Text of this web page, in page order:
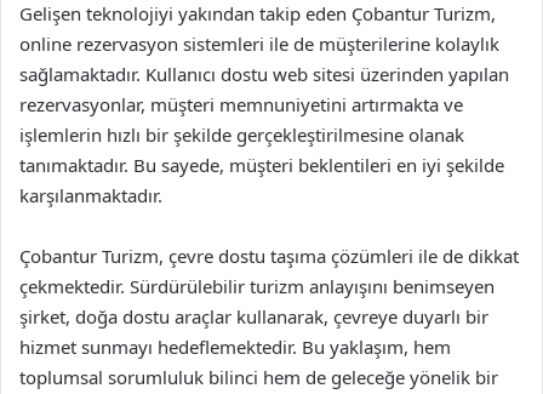
Gelişen teknolojiyi yakından takip eden Çobantur Turizm,
online rezervasyon sistemleri ile de müşterilerine kolaylık
sağlamaktadır. Kullanıcı dostu web sitesi üzerinden yapılan
rezervasyonlar, müşteri memnuniyetini artırmakta ve
işlemlerin hızlı bir şekilde gerçekleştirilmesine olanak
tanımaktadır. Bu sayede, müşteri beklentileri en iyi şekilde
karşılanmaktadır.
Çobantur Turizm, çevre dostu taşıma çözümleri ile de dikkat
çekmektedir. Sürdürülebilir turizm anlayışını benimseyen
şirket, doğa dostu araçlar kullanarak, çevreye duyarlı bir
hizmet sunmayı hedeflemektedir. Bu yaklaşım, hem
toplumsal sorumluluk bilinci hem de geleceğe yönelik bir